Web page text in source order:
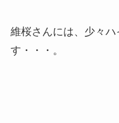
維桜さんには、少々
す・・・。